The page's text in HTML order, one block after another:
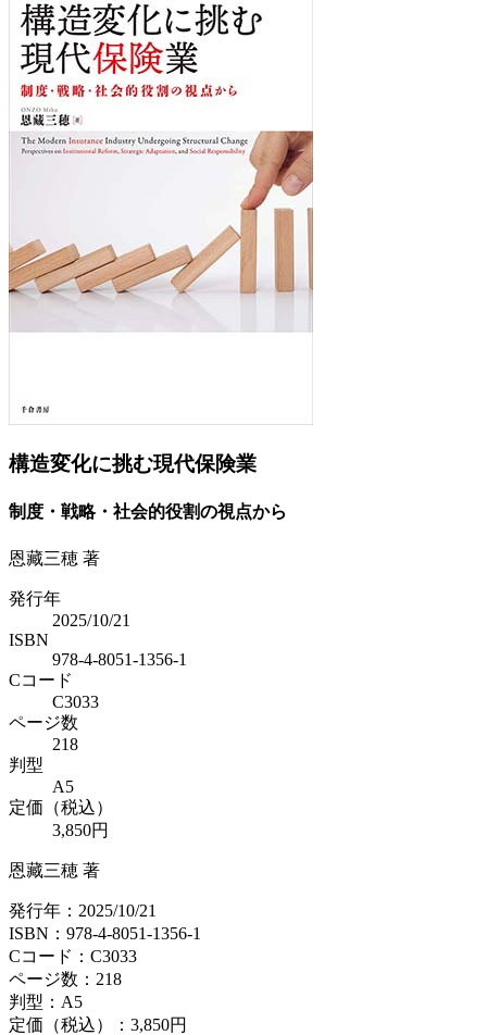
構造変化に挑む現代保険業
制度・戦略・社会的役割の視点から
恩藏三穂 著
発行年
2025/10/21
ISBN
978-4-8051-1356-1
Cコード
C3033
ページ数
218
判型
A5
定価（税込）
3,850円
恩藏三穂 著
発行年：2025/10/21
ISBN：978-4-8051-1356-1
Cコード：C3033
ページ数：218
判型：A5
定価（税込）： 3,850円